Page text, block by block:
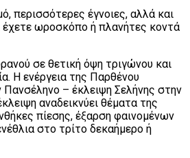
περισσότερες έγνοιες, αλλά και
έχετε ωροσκόπο ή πλανήτες κοντά
σε θετική όψη τριγώνου και
Η ενέργεια της Παρθένου
– έκλειψη Σελήνης στην
αναδεικνύει θέματα της
πίεσης, έξαρση φαινομένων
στο τρίτο δεκαήμερο ή